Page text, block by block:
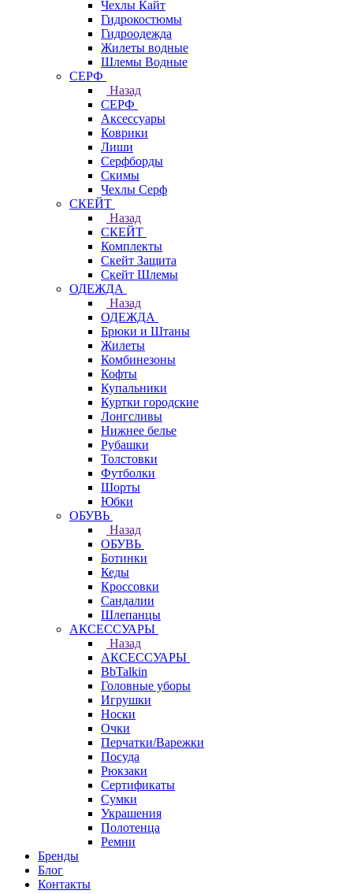
Чехлы Кайт
Гидрокостюмы
Гидроодежда
Жилеты водные
Шлемы Водные
СЕРФ
Назад
СЕРФ
Аксессуары
Коврики
Лиши
Серфборды
Скимы
Чехлы Cерф
СКЕЙТ
Назад
СКЕЙТ
Комплекты
Скейт Защита
Скейт Шлемы
ОДЕЖДА
Назад
ОДЕЖДА
Брюки и Штаны
Жилеты
Комбинезоны
Кофты
Купальники
Куртки городские
Лонгсливы
Нижнее белье
Рубашки
Толстовки
Футболки
Шорты
Юбки
ОБУВЬ
Назад
ОБУВЬ
Ботинки
Кеды
Кроссовки
Сандалии
Шлепанцы
АКСЕССУАРЫ
Назад
АКСЕССУАРЫ
BbTalkin
Головные уборы
Игрушки
Носки
Очки
Перчатки/Варежки
Посуда
Рюкзаки
Сертификаты
Сумки
Украшения
Полотенца
Ремни
Бренды
Блог
Контакты